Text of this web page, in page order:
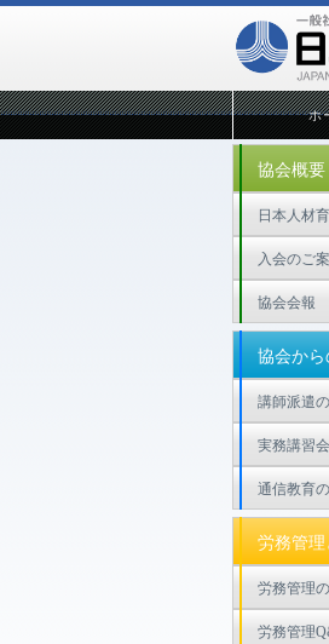
ホ
協会概要
日本人材
入会のご
協会会報
協会か
講師派遣
実務講習
通信教育
労務管理
労務管理
労務管理